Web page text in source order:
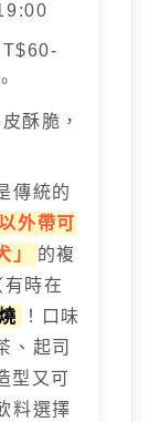
酥脆，
傳統的
外帶可
」
的複
時在
！口味
、起司
型又可
料選擇